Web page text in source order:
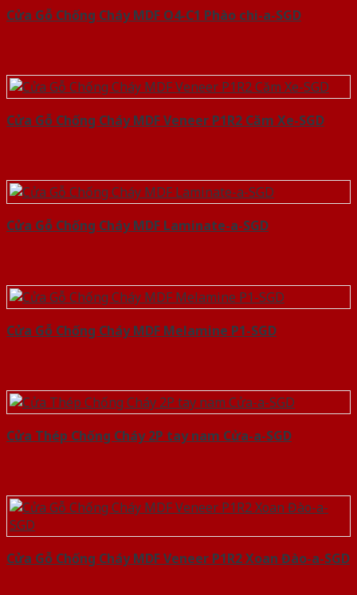
Cửa Gỗ Chống Cháy MDF O4-C1 Phào chi-a-SGD
Cửa Gỗ Chống Cháy MDF Veneer P1R2 Căm Xe-SGD
Cửa Gỗ Chống Cháy MDF Laminate-a-SGD
Cửa Gỗ Chống Cháy MDF Melamine P1-SGD
Cửa Thép Chống Cháy 2P tay nam Cửa-a-SGD
Cửa Gỗ Chống Cháy MDF Veneer P1R2 Xoan Đào-a-SGD